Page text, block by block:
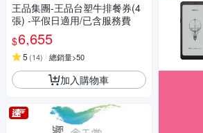
王品集團-王品台塑牛排餐券(4
張) -平假日適用/已含服務費
$6,655
5 (14) 總銷量>50
加入購物車